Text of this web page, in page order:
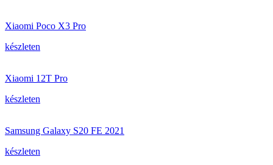
Xiaomi Poco X3 Pro
készleten
Xiaomi 12T Pro
készleten
Samsung Galaxy S20 FE 2021
készleten